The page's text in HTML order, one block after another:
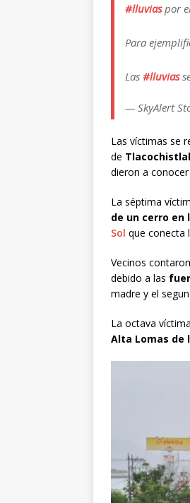
#lluviaspor
Para
Las #lluvias
— SkyAlert
Las víctimas se
de
dieron a
La séptima
de un cerro en
Sol que conecta
Vecinos
debido a las
madre y el
La octava
Alta Lomas de